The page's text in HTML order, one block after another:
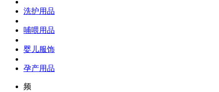
洗护用品
哺喂用品
婴儿服饰
孕产用品
频